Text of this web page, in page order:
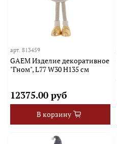
арт.813459
GAEM Изделие декоративное
"Гном", L77 W30 H135 см
12375.00 руб
В корзину